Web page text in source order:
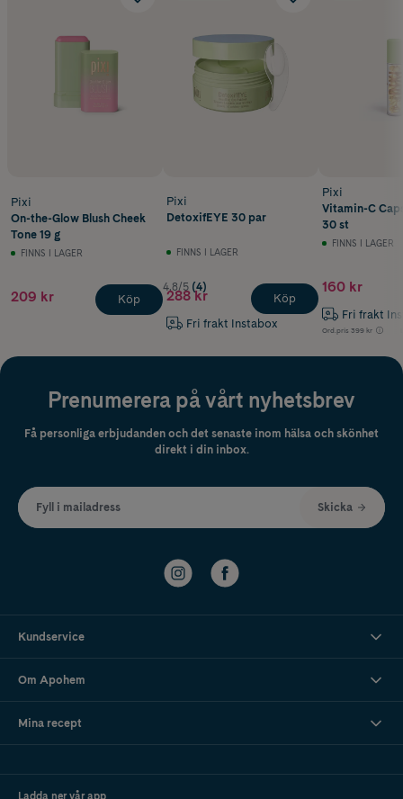
Pixi
On-the-Glow Blush Cheek
Tone 19 g
FINNS I LAGER
209 kr Köp
Pixi
DetoxifEYE 30 par
FINNS I LAGER
4.8/5 (4)
288 kr
Fri frakt Instabox
Köp
Pixi
Vitamin-C
30 st
FINNS I LAGER
160 kr
Fri frakt
Ord.pris 399 kr
Prenumerera på vårt nyhetsbrev
Få personliga erbjudanden och det senaste inom hälsa och skönhet
direkt i din inbox.
Fyll i mailadress Skicka
Kundservice
Om Apohem
Mina recept